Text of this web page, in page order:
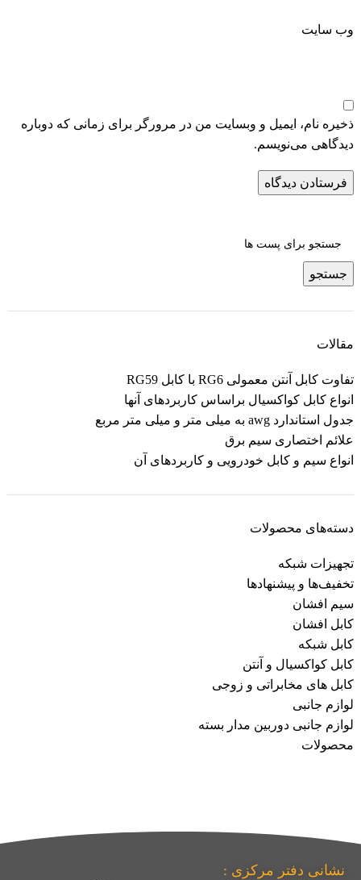
وب‌ سایت
ذخیره نام، ایمیل و وبسایت من در مرورگر برای زمانی که دوباره
دیدگاهی می‌نویسم.
جستجو
مقالات
تفاوت کابل آنتن معمولی RG6 با کابل‌ RG59
انواع کابل کواکسیال براساس کاربردهای آنها
جدول استاندارد awg به میلی متر و میلی متر مربع
علائم اختصاری سیم برق
انواع سیم و کابل خودرویی و کاربردهای آن
دسته‌های محصولات
تجهیزات شبکه
تخفیف‌ها و پیشنهادها
سیم افشان
کابل افشان
کابل شبکه
کابل کواکسیال و آنتن
کابل های مخابراتی و زوجی
لوازم جانبی
لوازم جانبی دوربین مدار بسته
محصولات
نشانی دفتر مرکزی :